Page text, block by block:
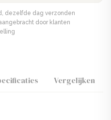
Vergelijken
dezelfde dag verzonden
aangebracht door klanten